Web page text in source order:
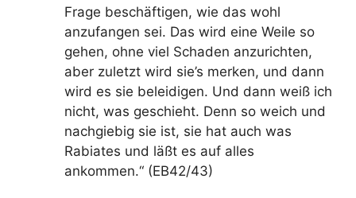
Frage beschäftigen, wie das wohl
anzufangen sei. Das wird eine Weile so
gehen, ohne viel Schaden anzurichten,
aber zuletzt wird sie’s merken, und dann
wird es sie beleidigen. Und dann weiß ich
nicht, was geschieht. Denn so weich und
nachgiebig sie ist, sie hat auch was
Rabiates und läßt es auf alles
ankommen.“ (EB42/43)